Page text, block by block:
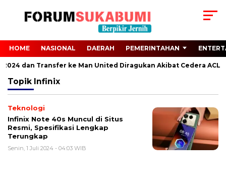
HOME NASIONAL DAERAH PEMERINTAHAN
dan Transfer ke Man United Diragukan Akibat Cedera ACL
Topik Infinix
Teknologi
Infinix Note 40s Muncul di Situs
Resmi, Spesifikasi Lengkap
Terungkap
Senin, 1 Juli 2024 - 04:03 WIB